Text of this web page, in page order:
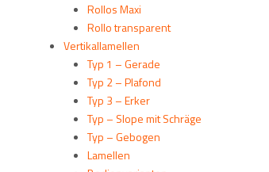
Rollos Maxi
Rollo transparent
Vertikallamellen
Typ 1 – Gerade
Typ 2 – Plafond
Typ 3 – Erker
Typ – Slope mit Schräge
Typ – Gebogen
Lamellen